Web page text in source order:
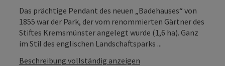
Das prächtige Pendant des neuen „Badehauses“ von
1855 war der Park, der vom renommierten Gärtner des
Stiftes Kremsmünster angelegt wurde (1,6 ha). Ganz
im Stil des englischen Landschaftsparks ...
Beschreibung vollständig anzeigen